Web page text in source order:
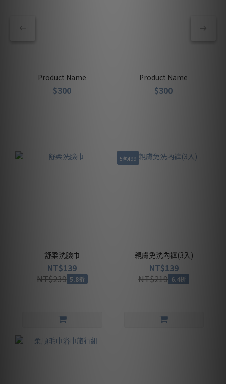
Product Name
$300
Product Name
$300
舒柔洗臉巾
NT$139
NT$239 5.8折
5包499
親膚免洗內褲(3入)
NT$139
NT$219 6.4折